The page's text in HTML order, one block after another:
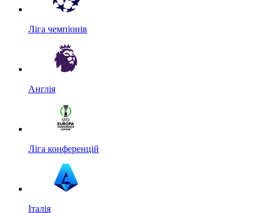
Ліга чемпіонів
Англія
Ліга конференцій
Італія